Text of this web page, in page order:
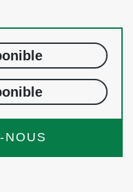
NOUS